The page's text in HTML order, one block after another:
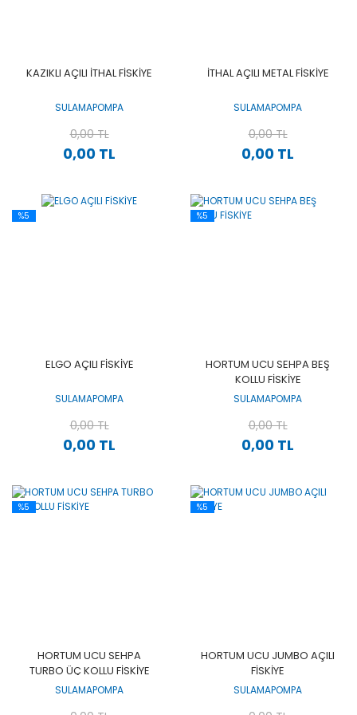
KAZIKLI AÇILI İTHAL FİSKİYE
SULAMAPOMPA
0,00 TL
0,00 TL
İTHAL AÇILI METAL FİSKİYE
SULAMAPOMPA
0,00 TL
0,00 TL
%5
ELGO AÇILI FİSKİYE
SULAMAPOMPA
0,00 TL
0,00 TL
%5
HORTUM UCU SEHPA BEŞ
KOLLU FİSKİYE
SULAMAPOMPA
0,00 TL
0,00 TL
%5
HORTUM UCU SEHPA
TURBO ÜÇ KOLLU FİSKİYE
SULAMAPOMPA
%5
HORTUM UCU JUMBO AÇILI
FİSKİYE
SULAMAPOMPA